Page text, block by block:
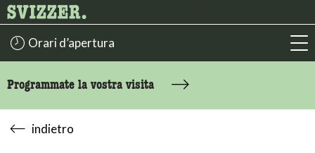
Orari d’apertura
Programmate la vostra visita
indietro